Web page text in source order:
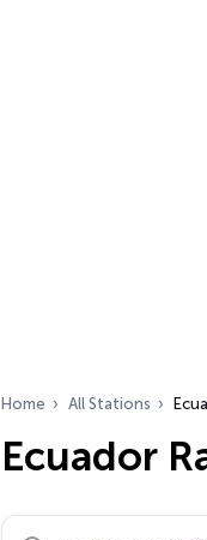
Home All Stations
Ecuador
Search radio stations…